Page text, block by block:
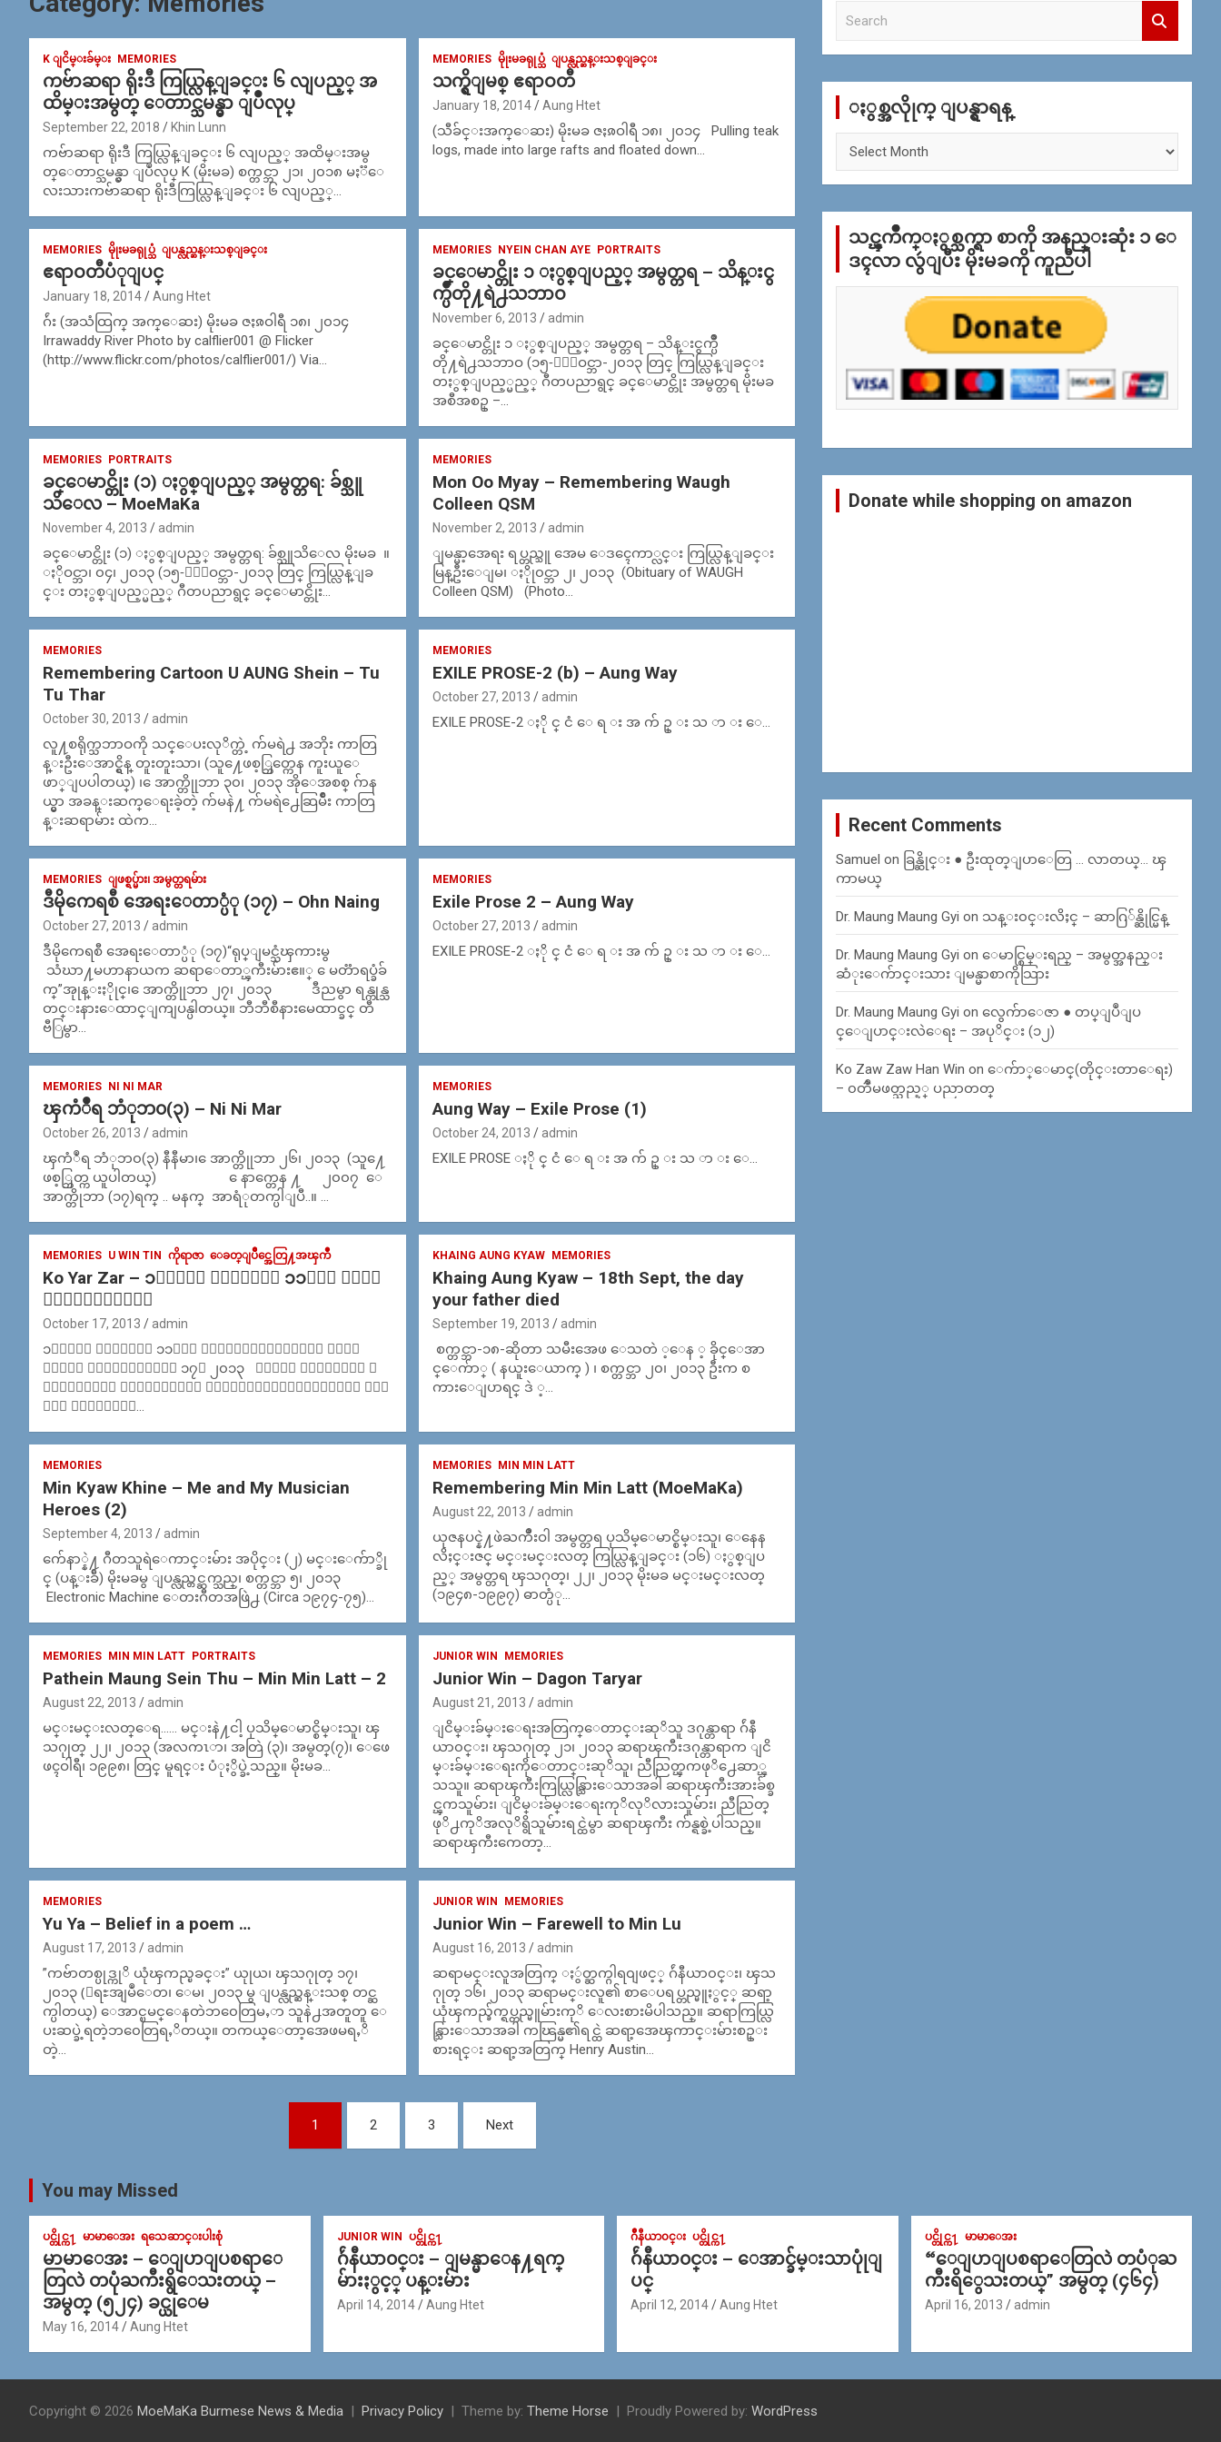
K ျငိမ္းခ်မ္း MEMORIES
ကဗ်ာဆရာ ရိုးဒီ ကြယ္လြန္ျခင္း ၆ လျပည့္ အ
ထိမ္းအမွတ္ ေတာင္သမန္မွာ ျပဳလုပ္
September 22, 2018 Khin Lunn
ကဗ်ာဆရာ ရိုးဒီ ကြယ္လြန္ျခင္း ၆ လျပည့္ အထိမ္းအမွ
တ္ေတာင္သမန္မွာ ျပဳလုပ္ K (မိုးမခ) စက္တင္ဘာ ၂၁၊ ၂၀၁၈ မႏၱေ
လးသားကဗ်ာဆရာ ရိုးဒီကြယ္လြန္ျခင္း ၆ လျပည့္…
MEMORIES မိုုးမခရုုပ္သံ ျပန္လည္ဆန္းသစ္ျခင္း
သက္ရွိျမစ္ ဧရာဝတီ
January 18, 2014 Aung Htet
(သီခ်င္းအက္ေဆး) မိုးမခ ဇႏၷဝါရီ ၁၈၊ ၂၀၁၄ Pulling teak
logs, made into large rafts and floated down…
MEMORIES မိုုးမခရုုပ္သံ ျပန္လည္ဆန္းသစ္ျခင္း
ဧရာဝတီပံုျပင္
January 18, 2014 Aung Htet
ဂ်ဴး (အသံထြက္ အက္ေဆး) မိုးမခ ဇႏၷဝါရီ ၁၈၊ ၂၀၁၄
Irrawaddy River Photo by calflier001 @ Flicker
(http://www.flickr.com/photos/calflier001/) Via…
MEMORIES NYEIN CHAN AYE PORTRAITS
ခင္ေမာင္တိုး ၁ ႏွစ္ျပည့္ အမွတ္တရ – သိန္းငွ
က္ပ်ိဳတို႔ရဲ႕သဘာဝ
November 6, 2013 admin
ခင္ေမာင္တိုး ၁ ႏွစ္ျပည့္ အမွတ္တရ – သိန္းငွက္ပ်ိဳ
တို႔ရဲ႕သဘာဝ (၁၅-ႏိုဝင္ဘာ-၂၀၁၃ တြင္ ကြယ္လြန္ျခင္း
တႏွစ္ျပည့္မည့္ ဂီတပညာရွင္ ခင္ေမာင္တိုး အမွတ္တရ မိုးမခ
အစီအစဥ္ –…
MEMORIES PORTRAITS
ခင္ေမာင္တိုး (၁) ႏွစ္ျပည့္ အမွတ္တရ: ခ်စ္သူ
သိေလ – MoeMaKa
November 4, 2013 admin
ခင္ေမာင္တိုး (၁) ႏွစ္ျပည့္ အမွတ္တရ: ခ်စ္သူသိေလ မိုးမခ ။
ႏိုဝင္ဘာ၊ ၀၄၊ ၂၀၁၃ (၁၅-ႏိုဝင္ဘာ-၂၀၁၃ တြင္ ကြယ္လြန္ျခ
င္း တႏွစ္ျပည့္မည့္ ဂီတပညာရွင္ ခင္ေမာင္တိုး…
MEMORIES
Mon Oo Myay – Remembering Waugh
Colleen QSM
November 2, 2013 admin
ျမန္မာ့အေရး ရပ္တည္သူ အေမ ေဒၚေကာ္လင္း ကြယ္လြန္ျခင္း
မြန္ဦးေျမ၊ ႏိုု၀င္ဘာ ၂၊ ၂၀၁၃ (Obituary of WAUGH
Colleen QSM) (Photo…
MEMORIES
Remembering Cartoon U AUNG Shein – Tu
Tu Thar
October 30, 2013 admin
လူ႔စရိုက္သဘာဝကို သင္ေပးလုိက္တဲ့ က်မရဲ႕ အဘိုး ကာတြ
န္းဦးေအာင္ရွိန္ တူးတူးသာ၊ (သူ႔ေဖစ့္ဘြတ္ကေန ကူးယူေ
ဖာ္ျပပါတယ္) ၊ ေအာက္တိုုဘာ ၃၀၊ ၂၀၁၃ အိုေအစစ္ ဂ်ာန
ယ္မွာ အခန္းဆက္ေရးခဲ့တဲ့ က်မနဲ႔ က်မရဲ႕ေဆြမ်ိဳး ကာတြ
န္းဆရာမ်ား ထဲက…
MEMORIES
EXILE PROSE-2 (b) – Aung Way
October 27, 2013 admin
EXILE PROSE-2 ႏို င္ ငံ ေ ရ း အ က် ဥ္ း သ ာ း ေ…
MEMORIES ျဖစ္ရပ္မ်ား၊ အမွတ္တရမ်ား
ဒီမိုကေရစီ အေရးေတာ္ပံု (၁၇) – Ohn Naing
October 27, 2013 admin
ဒီမိုကေရစီ အေရးေတာ္ပံု (၁၇)“ရုပ္ျမင္သံၾကားမွ
သံဃာ႔မဟာနာယက ဆရာေတာ္ၾကီးမ်ားဧ။္ ေမတၱာရပ္ခံခ်
က္”အုုန္းႏိုုင္၊ ေအာက္တိုုဘာ ၂၇၊ ၂၀၁၃ ဒီညမွာ ရန္ကုန္သ
တင္းနားေထာင္ျကျပန္ပါတယ္။ ဘီဘီစီနားမေထာင္ခင္ တီ
ဗီြမွာ…
MEMORIES
Exile Prose 2 – Aung Way
October 27, 2013 admin
EXILE PROSE-2 ႏို င္ ငံ ေ ရ း အ က် ဥ္ း သ ာ း ေ…
MEMORIES NI NI MAR
ၾကံဳရ ဘံုဘ၀(၃) – Ni Ni Mar
October 26, 2013 admin
ၾကံဳရ ဘံုဘ၀(၃) နီနီမာ၊ ေအာက္တိုုဘာ ၂၆၊ ၂၀၁၃ (သူ႔ေ
ဖစ့္ဘြတ္က ယူပါတယ္) ေနာက္တေန ႔ ၂၀၀၇ ေ
အာက္တိုဘာ (၁၇)ရက္ .. မနက္ အာရံုတက္ပါျပီ..။ …
MEMORIES
Aung Way – Exile Prose (1)
October 24, 2013 admin
EXILE PROSE ႏို င္ ငံ ေ ရ း အ က် ဥ္ း သ ာ း ေ…
MEMORIES U WIN TIN ကိုရာဇာ ေခတ္ျပိဳင္အေတြ႔အၾကဳံ
Ko Yar Zar – ၁၁ႏွစ္ ခရီးမွာ ၁၁မီး မျငိ
မ္းႀကသူမ်ား
October 17, 2013 admin
၁၁ႏွစ္ ခရီးမွာ ၁၁မီး မျငိမ္းႀကသူမ်ား ကိုု
ရာဇာ၊ ေအာက္တိုုဘာ ၁၇၊ ၂၀၁၃ ပူတယ္ ေလာင္တယ္ ျ
မိဳက္တယ္။ ဒီရာသီဥတုက ကြ်မ္းဖို႕ရာရွိတယ္။ အပူ
ခုိ ေနညိဳကို…
KHAING AUNG KYAW MEMORIES
Khaing Aung Kyaw – 18th Sept, the day
your father died
September 19, 2013 admin
စက္တင္ဘာ-၁၈-ဆိုတာ သမီးအေဖ ေသတဲ ့ေန ့ ခိုင္ေအာ
င္ေက်ာ္ ( နယူးေယာက္ ) ၊ စက္တင္ဘာ ၂၀၊ ၂၀၁၃ ဦးက စ
ကားေျပာရင္ ဒဲ ့…
MEMORIES
Min Kyaw Khine – Me and My Musician
Heroes (2)
September 4, 2013 admin
က်ေနာ္နဲ႔ ဂီတသူရဲေကာင္းမ်ား အပိုင္း (၂) မင္းေက်ာ္ခို
င္ (ပန္းခ်ီ) မိုးမခမွ ျပန္လည္တင္ဆက္သည္၊ စက္တင္ဘာ ၅၊ ၂၀၁၃
Electronic Machine ေတးဂီတအဖြဲ႕ (Circa ၁၉၇၄-၇၅)…
MEMORIES MIN MIN LATT
Remembering Min Min Latt (MoeMaKa)
August 22, 2013 admin
ယုဇနပင္နဲ႔ဖဲႀကိဳးဝါ အမွတ္တရ ပုသိမ္ေမာင္စိမ္းသူ၊ ေနေန
လိႈင္းဇင္ မင္းမင္းလတ္ ကြယ္လြန္ျခင္း (၁၆) ႏွစ္ျပ
ည့္ အမွတ္တရ ၾသဂုတ္၊ ၂၂၊ ၂၀၁၃ မိုးမခ မင္းမင္းလတ္
(၁၉၄၈-၁၉၉၇) ဓာတ္ပံု…
MEMORIES MIN MIN LATT PORTRAITS
Pathein Maung Sein Thu – Min Min Latt – 2
August 22, 2013 admin
မင္းမင္းလတ္ေရ…… မင္းနဲ႔ငါ့ ပုသိမ္ေမာင္စိမ္းသူ၊ ၾ
သဂုုတ္ ၂၂၊ ၂၀၁၃ (အလကၤာ၊ အတြဲ (၃)၊ အမွတ္(၇)၊ ေဖေ
ဖၚဝါရီ၊ ၁၉၉၈၊ တြင္ မူရင္း ပံုႏွိပ္ခဲ့သည္။ မိုးမခ…
JUNIOR WIN MEMORIES
Junior Win – Dagon Taryar
August 21, 2013 admin
ျငိမ္းခ်မ္းေရးအတြက္ေတာင္းဆုိသူ ဒဂုန္တာရာ ဂ်ဴနီ
ယာ၀င္း၊ ၾသဂုုတ္ ၂၁၊ ၂၀၁၃ ဆရာၾကီးဒဂုန္တာရာက ျငိ
မ္းခ်မ္းေရးကိုေတာင္းဆုိသူ၊ ညီညြတ္ၾကဖုိ႕ေဆာ္ၾ
သသူ။ ဆရာၾကီးကြယ္လြန္သြားေသာအခါ ဆရာၾကီးအားခ်စ္ခ
င္ၾကသူမ်ား၊ ျငိမ္းခ်မ္းေရးကုိလုိလားသူမ်ား၊ ညီညြတ္
ဖုိ႕ကုိအလုိရွိသူမ်ားရင္ထဲမွာ ဆရာၾကီး က်န္ရစ္ခဲ့ပါသည္။
ဆရာၾကီးကေတာ့…
MEMORIES
Yu Ya – Belief in a poem …
August 17, 2013 admin
”ကဗ်ာတစ္ပုဒ္ကုိ ယုံၾကည္ၿခင္း” ယုုယ၊ ၾသဂုုတ္ ၁၇၊
၂၀၁၃ (ေရႊအျမဳေတ၊ ေမ၊ ၂၀၁၃ မွ ျပန္လည္ဆန္းသစ္ တင္ဆ
က္ပါတယ္) ေအာင္ၿမင္ေနတဲဘ၀ေတြမႇာ သူနဲ႕အတူတူ ေ
ပးဆပ္ခဲ့ရတဲ့ဘ၀ေတြရႇိတယ္။ တကယ္ေတာ့အေဖမရႇိ
တဲ့…
JUNIOR WIN MEMORIES
Junior Win – Farewell to Min Lu
August 16, 2013 admin
ဆရာမင္းလူအတြက္ ႏွဴတ္ဆက္ဂါရ၀ျဖင့္ ဂ်ဴနီယာ၀င္း၊ ၾသ
ဂုုတ္ ၁၆၊ ၂၀၁၃ ဆရာမင္းလူ၏ စာေပရပ္တည္မူႏွင့္ ဆရာ့
ယုံၾကည္ခ်က္ရပ္တည္မူမ်ားကုိ ေလးစားမိပါသည္။ ဆရာကြယ္လြ
န္သြားေသာအခါ ကၽြန္မ၏ရင္ထဲ ဆရာ့အေၾကာင္းမ်ားစဥ္း
စားရင္း ဆရာ့အတြက္ Henry Austin…
1 2 3 Next
c
ႏွစ္အလိုုက္ ျပန္ရွာရန္
က္
န္
သင္ၾကိဳက္ႏွစ္သက္ရာ စာကို အနည္းဆုံး ၁ ေ
ဒၚလာ လွဴျပီး မိုးမခကို ကူညီပါ
Donate while shopping on amazon
Recent Comments
Samuel on ခြန္ဆိုင္း ● ဦးထုတ္ျပာေတြ … လာတယ္… ၾ
ကာမယ္
Dr. Maung Maung Gyi on သန္း၀င္းလိႈင္ – ဆာဂြ်န္ဆိုင္မြန္
Dr. Maung Maung Gyi onေမာင္စြမ္းရည္ – အမွတ္အနည္း
ဆံုးေက်ာင္းသား ျမန္မာစာကိုသြား
Dr. Maung Maung Gyi onလွေက်ာေဇာ ● တပ္ျပဳျပ
င္ေျပာင္းလဲေရး – အပုိင္း (၁၂)
Ko Zaw Zaw Han Win onေက်ာ္ေမာင္(တိုင္းတာေရး)
– ၀တၳဳမဖတ္သည့္ ပညာတတ္
You may Missed
ပင္တိုင္က႑ မာမာေအး ရသေဆာင္းပါးစုံ
မာမာေအး – ေျပာျပစရာေ
တြလဲ တပုံႀကီးရွိေသးတယ္ –
အမွတ္ (၅၂၄) ခင္ယုေမ
May 16, 2014 Aung Htet
JUNIOR WIN ပင္တိုင္က႑
ဂ်ဴနီယာ၀င္း – ျမန္မာေန႔ရက္
မ်ားႏွင့္ ပန္းမ်ား
April 14, 2014 Aung Htet
ဂ်ဳနီယာ၀င္း ပင္တိုင္က႑
ဂ်ဴနီယာ၀င္း – ေအာင္ခ်မ္းသာပုုံျ
ပင္
April 12, 2014 Aung Htet
ပင္တိုင္က႑ မာမာေအး
“ေျပာျပစရာေတြလဲ တပံုႀ
ကီးရိွေသးတယ္” အမွတ္ (၄၆၄)
April 16, 2013 admin
Copyright © 2026 MoeMaKa Burmese News & Media Privacy Policy Theme by: Theme Horse Proudly Powered by: WordPress